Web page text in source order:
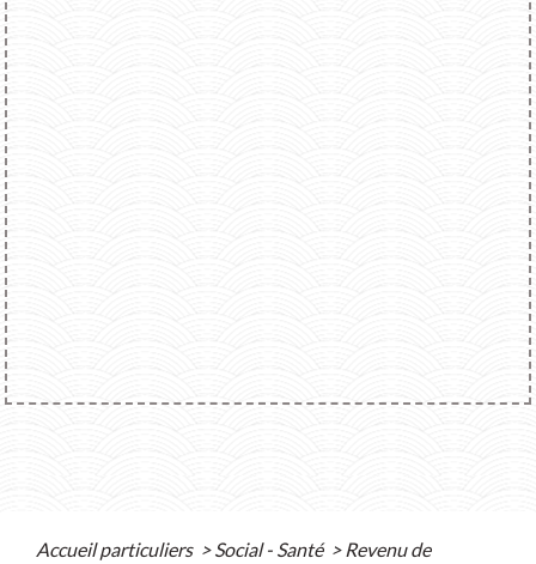
Accueil particuliers > Social - Santé > Revenu de